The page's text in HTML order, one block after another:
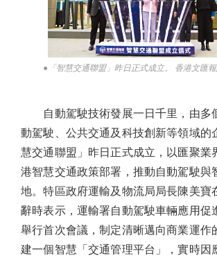
●「智慧交通聯盟」昨日正式成立。 香港文匯
自動駕駛技術發展一日千里，由多
動駕駛、公共交通及科技創新等領域的
慧交通聯盟」昨日正式成立，以匯聚業
港智慧交通政策部署，推動自動駕駛與
地。特區政府運輸及物流局局長陳美寶
辭時表示，運輸署自動駕駛車輛應用促
舉行首次會議，制定清晰邁向商業運作
建一個智慧「交通管理平台」，實時因